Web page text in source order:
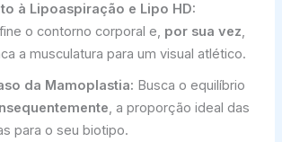
à Lipoaspiração e Lipo HD:
o contorno corporal e, por sua vez,
a musculatura para um visual atlético.
da Mamoplastia: Busca o equilíbrio
, a proporção ideal das
para o seu biotipo.